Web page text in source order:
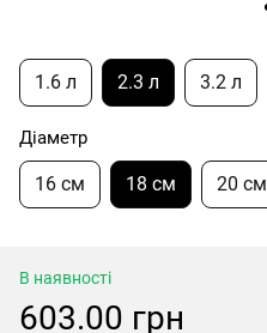
1.6 л 2.3 л 3.2 л
Діаметр
16 см 18 см 20 см
В наявності
603.00 грн